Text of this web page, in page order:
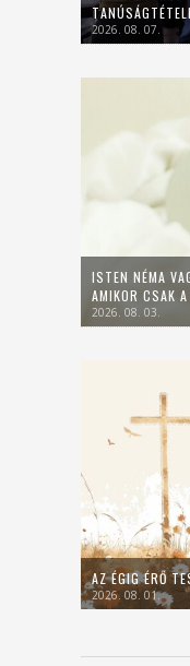
2026. 08. 07.
ISTEN NÉMA
AMIKOR CSAK
2026. 08. 03.
AZ ÉGIG ÉRŐ
2026. 08. 01.